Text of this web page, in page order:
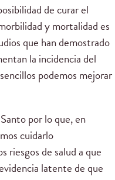
de curar el
y mortalidad es
que han demostrado
la incidencia del
podemos mejorar
por lo que, en
cuidarlo
riesgos de salud a que
latente de que